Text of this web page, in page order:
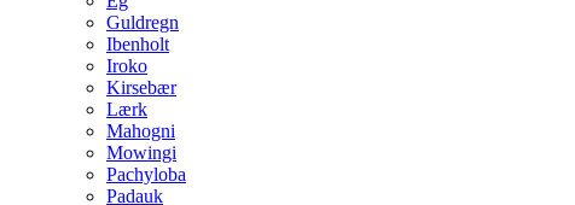
Guldregn
Ibenholt
Iroko
Kirsebær
Lærk
Mahogni
Mowingi
Pachyloba
Padauk